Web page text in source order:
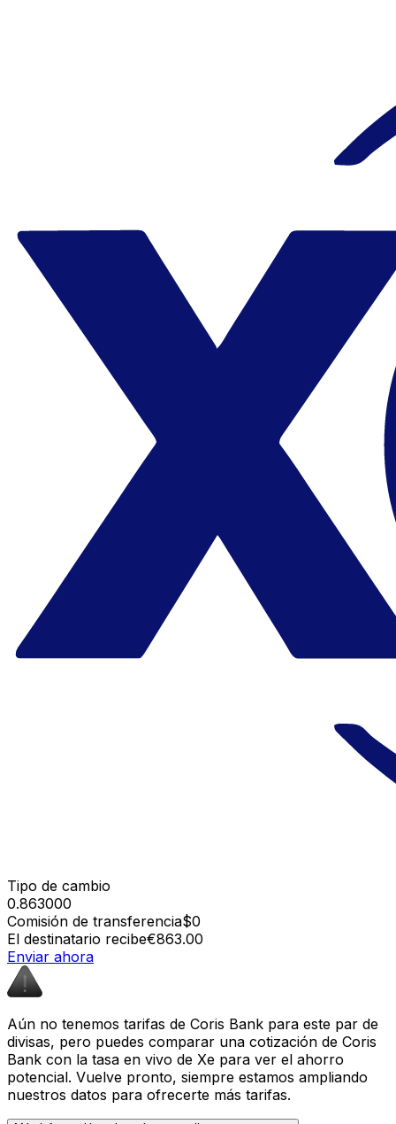
Tipo de cambio
0.863000
Comisión de transferencia$0
El destinatario recibe€863.00
Enviar ahora
Aún no tenemos tarifas de Coris Bank para este par de
divisas, pero puedes comparar una cotización de Coris
Bank con la tasa en vivo de Xe para ver el ahorro
potencial. Vuelve pronto, siempre estamos ampliando
nuestros datos para ofrecerte más tarifas.